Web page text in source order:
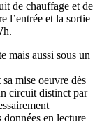
de chauffage et de
l’entrée et la sortie
mais aussi sous un
mise oeuvre dès
circuit distinct par
en lecture